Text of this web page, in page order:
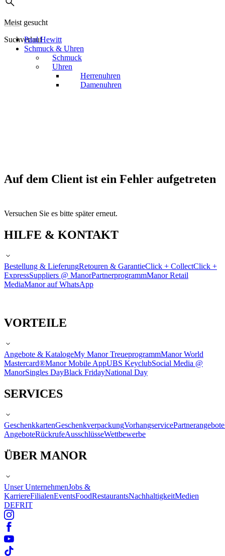
Meist gesucht
SuchverlaufPaul Hewitt
Schmuck & Uhren
Schmuck
Uhren
Herrenuhren
Damenuhren
Auf dem Client ist ein Fehler aufgetreten
Versuchen Sie es bitte später erneut.
HILFE & KONTAKT
Bestellung & LieferungRetouren & GarantieClick + CollectClick +
ExpressSuppliers @ ManorPartnerprogrammManor Retail
MediaManor auf WhatsApp
VORTEILE
Angebote & KatalogeMy Manor TreueprogrammManor World
Mastercard®Manor Mobile AppUBS KeyclubSocial Media @
ManorSingles DayBlack FridayNational Day
SERVICES
GeschenkkartenGeschenkverpackungVorhangservicePartnerangebote
AngeboteRückrufeAusschlüsseWettbewerbe
ÜBER MANOR
Unser UnternehmenJobs &
KarriereFilialenEventsFoodRestaurantsNachhaltigkeitMedien
DEFRIT